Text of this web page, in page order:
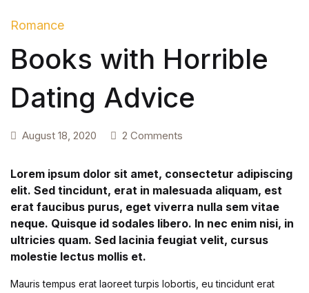
Romance
Books with Horrible
Dating Advice
August 18, 2020 2 Comments
Lorem ipsum dolor sit amet, consectetur adipiscing
elit. Sed tincidunt, erat in malesuada aliquam, est
erat faucibus purus, eget viverra nulla sem vitae
neque. Quisque id sodales libero. In nec enim nisi, in
ultricies quam. Sed lacinia feugiat velit, cursus
molestie lectus mollis et.
Mauris tempus erat laoreet turpis lobortis, eu tincidunt erat